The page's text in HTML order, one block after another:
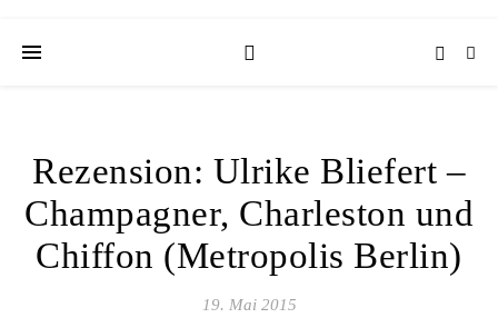
Rezension: Ulrike Bliefert –
Champagner, Charleston und
Chiffon (Metropolis Berlin)
19. Mai 2015